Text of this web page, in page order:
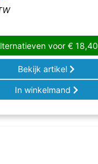
voor € 18,40
Bekijk artikel
In winkelmand